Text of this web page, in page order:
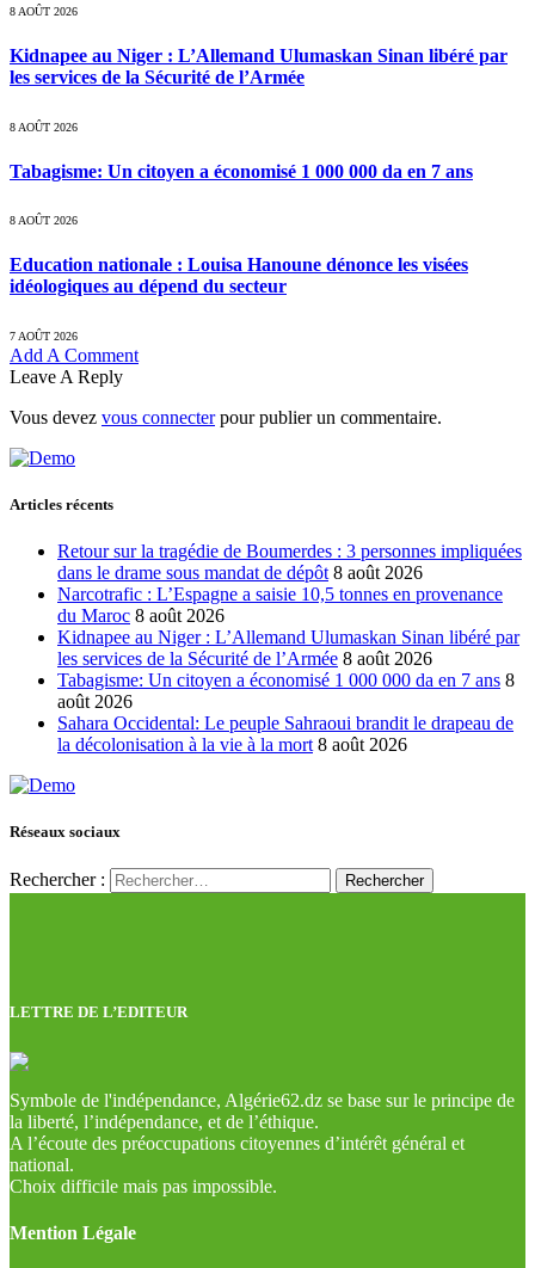
8 AOÛT 2026
Kidnapee au Niger : L’Allemand Ulumaskan Sinan libéré par
les services de la Sécurité de l’Armée
8 AOÛT 2026
Tabagisme: Un citoyen a économisé 1 000 000 da en 7 ans
8 AOÛT 2026
Education nationale : Louisa Hanoune dénonce les visées
idéologiques au dépend du secteur
7 AOÛT 2026
Add A Comment
Leave A Reply
Vous devez vous connecterpour publier un commentaire.
Articles récents
Retour sur la tragédie de Boumerdes : 3 personnes impliquées
dans le drame sous mandat de dépôt 8 août 2026
Narcotrafic : L’Espagne a saisie 10,5 tonnes en provenance
du Maroc 8 août 2026
Kidnapee au Niger : L’Allemand Ulumaskan Sinan libéré par
les services de la Sécurité de l’Armée 8 août 2026
Tabagisme: Un citoyen a économisé 1 000 000 da en 7 ans 8
août 2026
Sahara Occidental: Le peuple Sahraoui brandit le drapeau de
la décolonisation à la vie à la mort 8 août 2026
Réseaux sociaux
Rechercher :
LETTRE DE L’EDITEUR
Symbole de l'indépendance, Algérie62.dz se base sur le principe de
la liberté, l’indépendance, et de l’éthique.
A l’écoute des préoccupations citoyennes d’intérêt général et
national.
Choix difficile mais pas impossible.
Mention Légale